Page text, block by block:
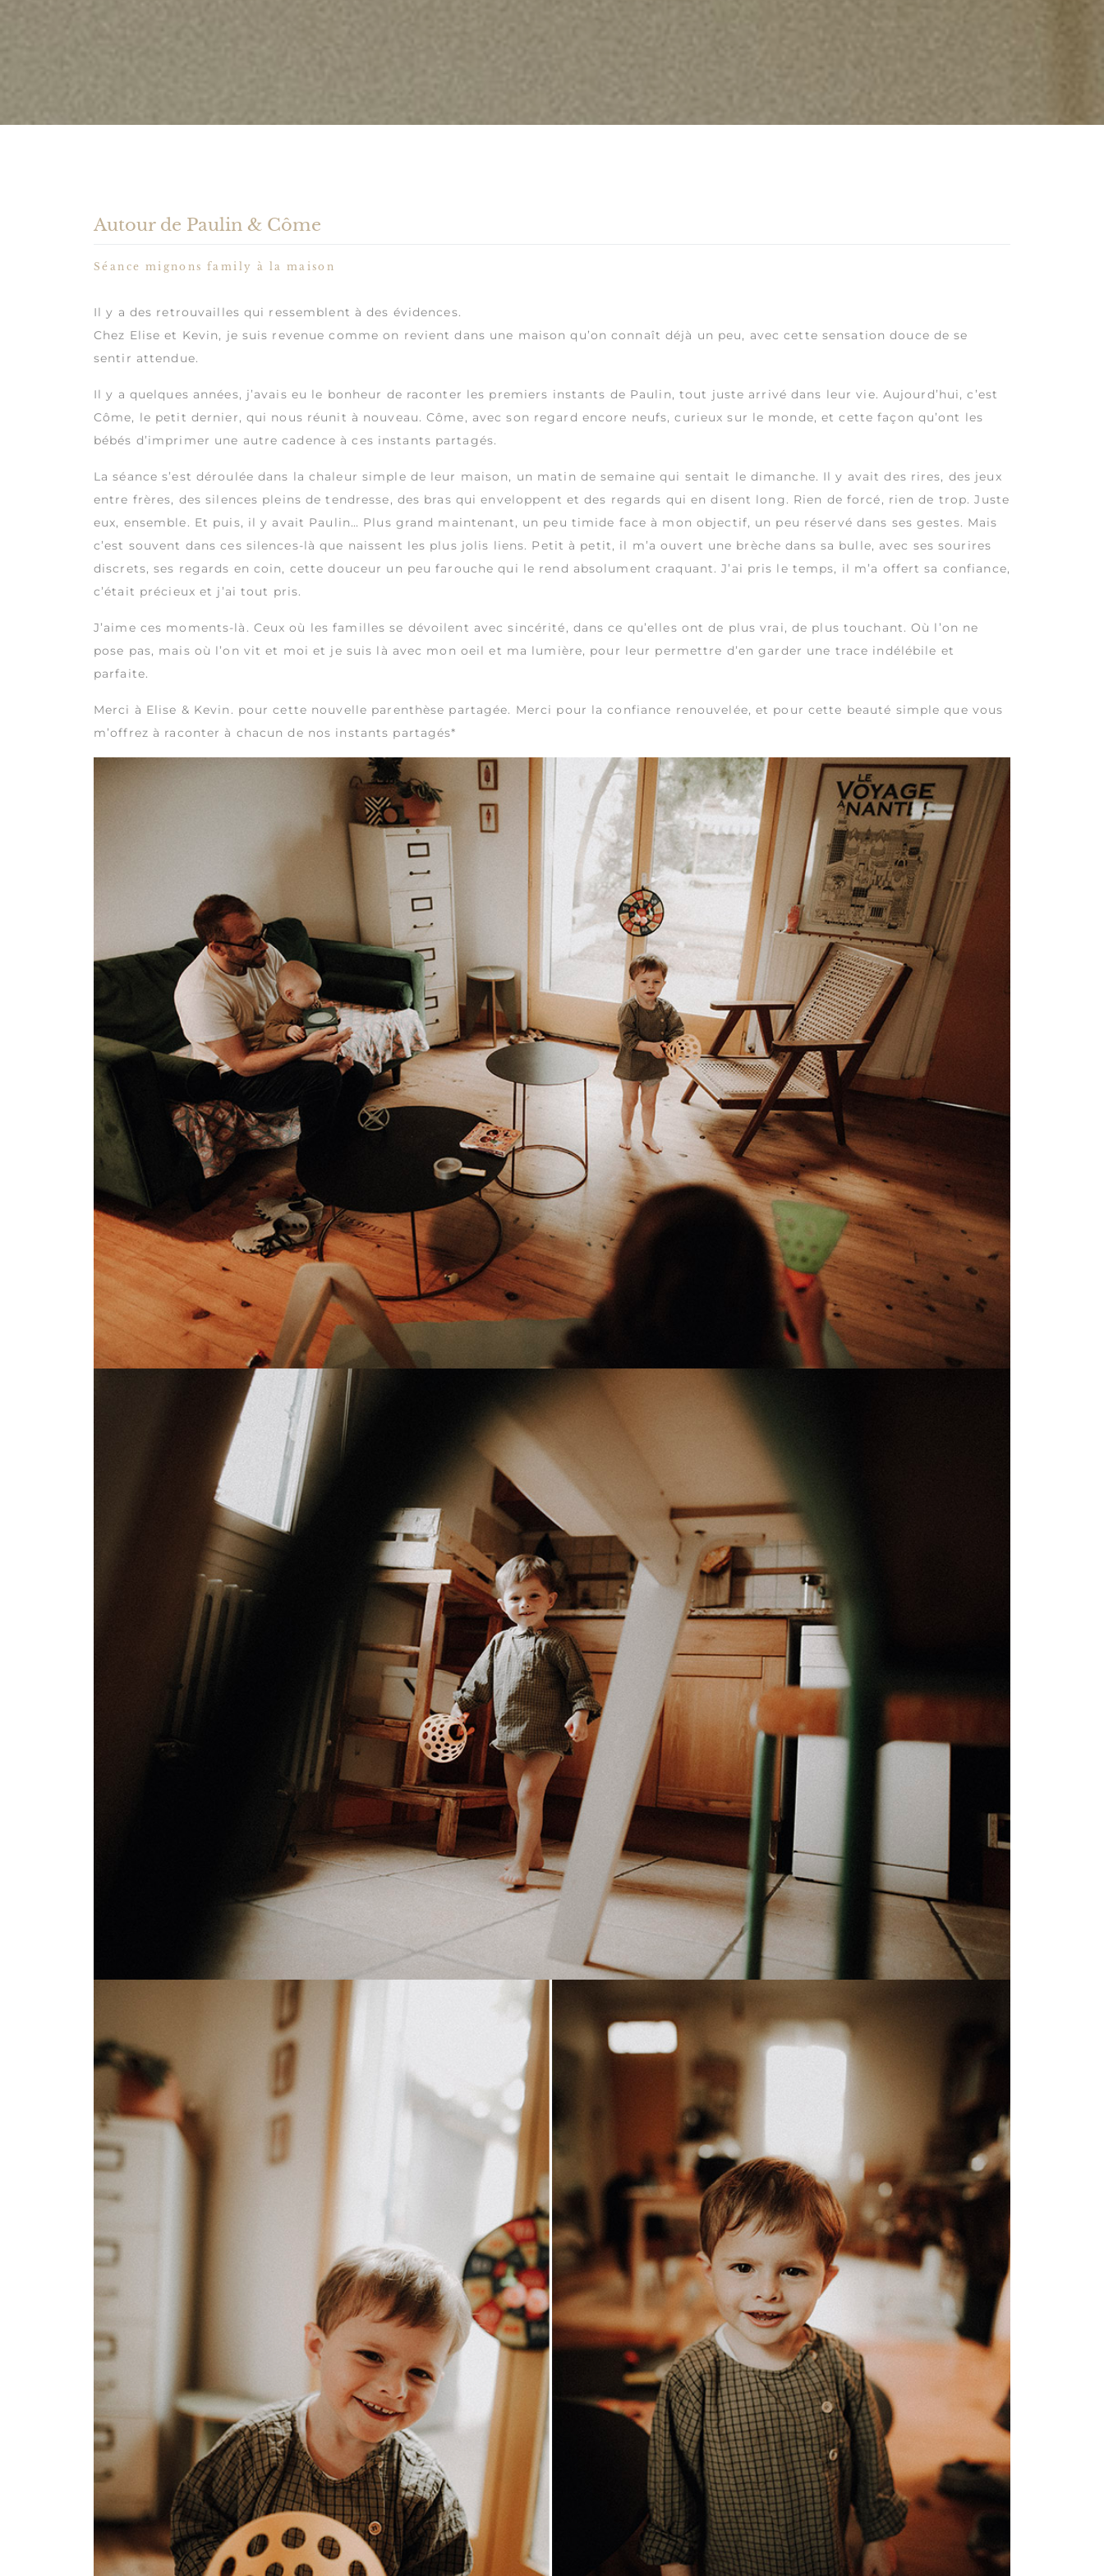
Autour de Paulin & Côme
Séance mignons family à la maison
Il y a des retrouvailles qui ressemblent à des évidences.
Chez Elise et Kevin, je suis revenue comme on revient dans une maison qu’on connaît déjà un peu, avec cette sensation douce de se
sentir attendue.
Il y a quelques années, j’avais eu le bonheur de raconter les premiers instants de Paulin, tout juste arrivé dans leur vie. Aujourd’hui, c’est
Côme, le petit dernier, qui nous réunit à nouveau. Côme, avec son regard encore neufs, curieux sur le monde, et cette façon qu’ont les
bébés d’imprimer une autre cadence à ces instants partagés.
La séance s’est déroulée dans la chaleur simple de leur maison, un matin de semaine qui sentait le dimanche. Il y avait des rires, des jeux
entre frères, des silences pleins de tendresse, des bras qui enveloppent et des regards qui en disent long. Rien de forcé, rien de trop. Juste
eux, ensemble. Et puis, il y avait Paulin… Plus grand maintenant, un peu timide face à mon objectif, un peu réservé dans ses gestes. Mais
c’est souvent dans ces silences-là que naissent les plus jolis liens. Petit à petit, il m’a ouvert une brèche dans sa bulle, avec ses sourires
discrets, ses regards en coin, cette douceur un peu farouche qui le rend absolument craquant. J’ai pris le temps, il m’a offert sa confiance,
c’était précieux et j’ai tout pris.
J’aime ces moments-là. Ceux où les familles se dévoilent avec sincérité, dans ce qu’elles ont de plus vrai, de plus touchant. Où l’on ne
pose pas, mais où l’on vit et moi et je suis là avec mon oeil et ma lumière, pour leur permettre d’en garder une trace indélébile et
parfaite.
Merci à Elise & Kevin. pour cette nouvelle parenthèse partagée. Merci pour la confiance renouvelée, et pour cette beauté simple que vous
m’offrez à raconter à chacun de nos instants partagés*